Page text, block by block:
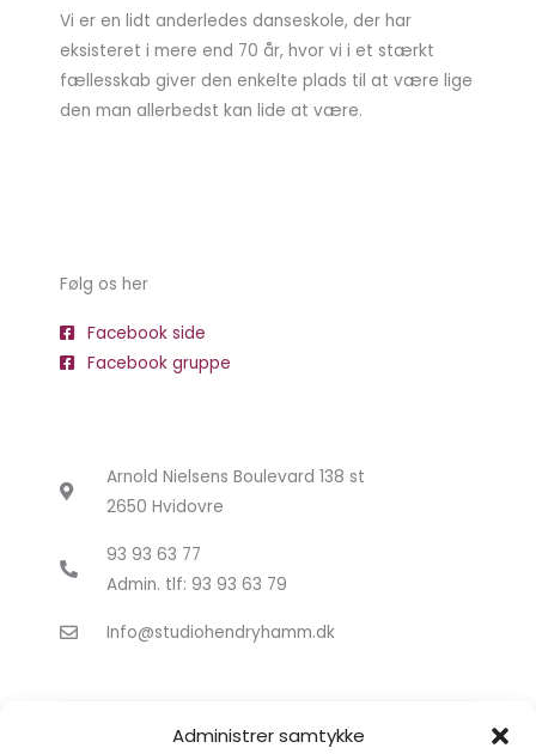
Administrer samtykke
Vi er en lidt anderledes danseskole, der har
eksisteret i mere end 70 år, hvor vi i et stærkt
fællesskab giver den enkelte plads til at være lige
den man allerbedst kan lide at være.
Følg os her
Facebook side
Facebook gruppe
Arnold Nielsens Boulevard 138 st
2650 Hvidovre
93 93 63 77
Admin. tlf: 93 93 63 79
Info@studiohendryhamm.dk